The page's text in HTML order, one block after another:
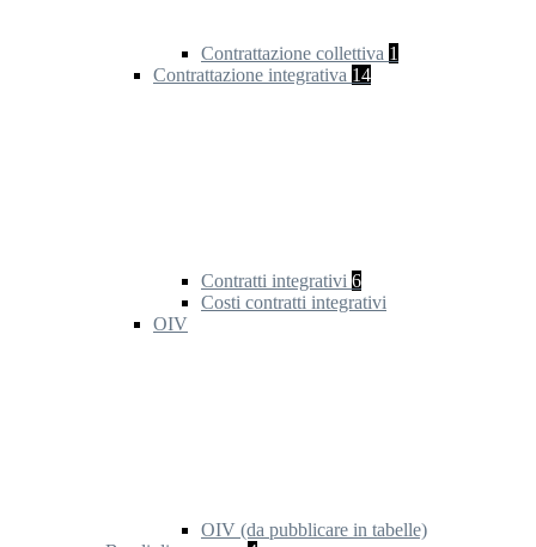
Contrattazione collettiva 1
Contrattazione integrativa 14
Contratti integrativi 6
Costi contratti integrativi
OIV
OIV (da pubblicare in tabelle)